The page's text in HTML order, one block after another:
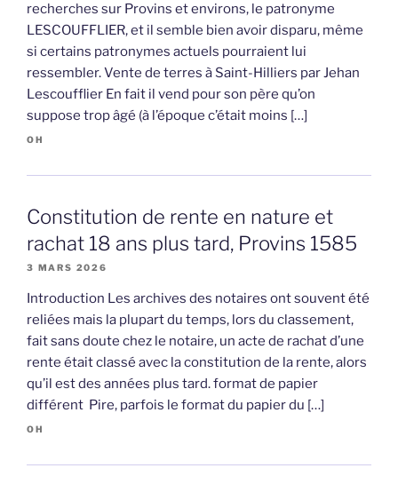
recherches sur Provins et environs, le patronyme
LESCOUFFLIER, et il semble bien avoir disparu, même
si certains patronymes actuels pourraient lui
ressembler. Vente de terres à Saint-Hilliers par Jehan
Lescoufflier En fait il vend pour son père qu’on
suppose trop âgé (à l’époque c’était moins […]
OH
Constitution de rente en nature et
rachat 18 ans plus tard, Provins 1585
3 MARS 2026
Introduction Les archives des notaires ont souvent été
reliées mais la plupart du temps, lors du classement,
fait sans doute chez le notaire, un acte de rachat d’une
rente était classé avec la constitution de la rente, alors
qu’il est des années plus tard. format de papier
différent Pire, parfois le format du papier du […]
OH